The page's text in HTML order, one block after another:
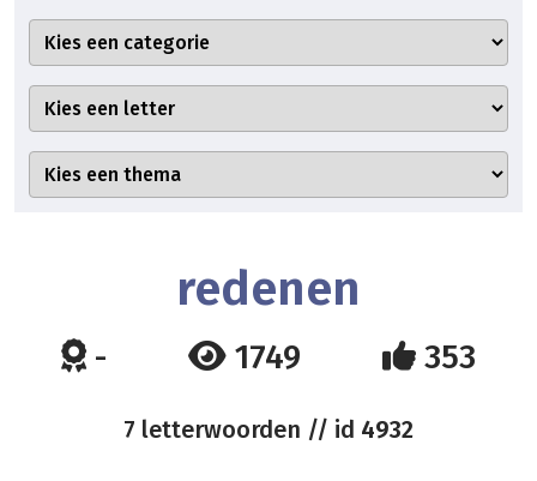
redenen
- 1749 353
7 letterwoorden // id 4932